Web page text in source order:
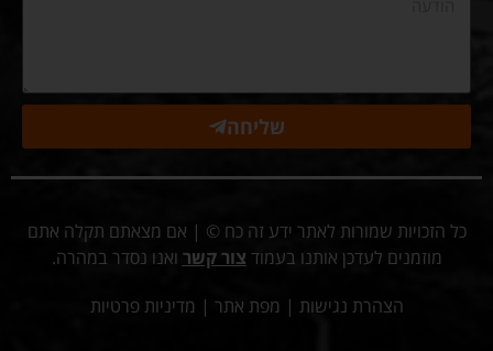
שליחה
כל הזכויות שמורות לאתר ידע זה כח © | אם מצאתם תקלה אתם
מוזמנים לעדכן אותנו בעמוד צור קשר ואנו נסדר במהרה.
הצהרת נגישות | מפת אתר | מדיניות פרטיות